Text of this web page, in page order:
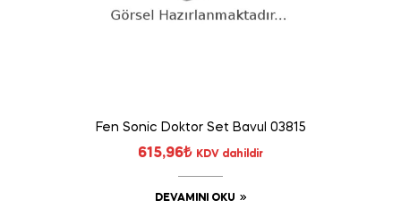
Fen Sonic Doktor Set Bavul 03815
615,96₺ KDV dahildir
DEVAMINI OKU